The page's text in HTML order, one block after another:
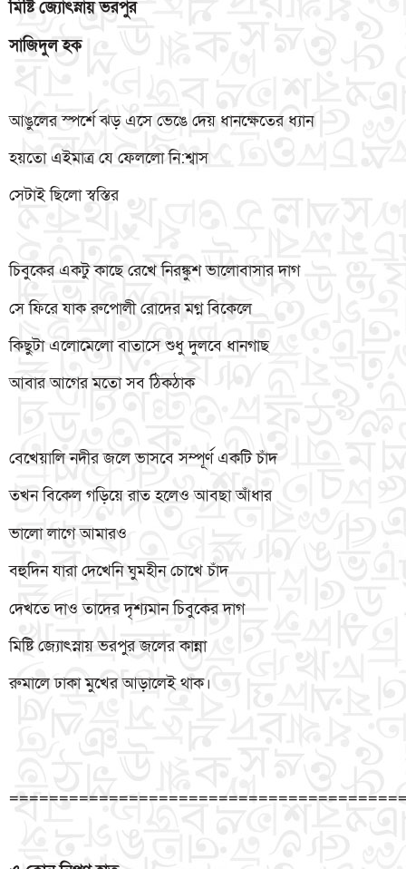
মিষ্টি জ্যোৎস্নায় ভরপুর
সাজিদুল হক
আঙুলের স্পর্শে ঝড় এসে ভেঙে দেয় ধানক্ষেতের ধ্যান
হয়তো এইমাত্র যে ফেললো নি:শ্বাস
সেটাই ছিলো স্বস্তির
চিবুকের একটু কাছে রেখে নিরঙ্কুশ ভালোবাসার দাগ
সে ফিরে যাক রুপোলী রোদের মগ্ন বিকেলে
কিছুটা এলোমেলো বাতাসে শুধু দুলবে ধানগাছ
আবার আগের মতো সব ঠিকঠাক
বেখেয়ালি নদীর জলে ভাসবে সম্পূর্ণ একটি চাঁদ
তখন বিকেল গড়িয়ে রাত হলেও আবছা আঁধার
ভালো লাগে আমারও
বহুদিন যারা দেখেনি ঘুমহীন চোখে চাঁদ
দেখতে দাও তাদের দৃশ্যমান চিবুকের দাগ
মিষ্টি জ্যোৎস্নায় ভরপুর জলের কান্না
রুমালে ঢাকা মুখের আড়ালেই থাক।